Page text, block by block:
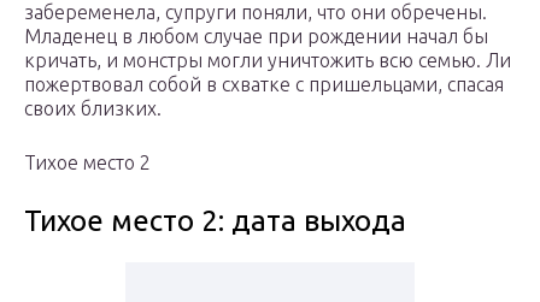
забеременела, супруги поняли, что они обречены.
Младенец в любом случае при рождении начал бы
кричать, и монстры могли уничтожить всю семью. Ли
пожертвовал собой в схватке с пришельцами, спасая
своих близких.
Тихое место 2
Тихое место 2: дата выхода